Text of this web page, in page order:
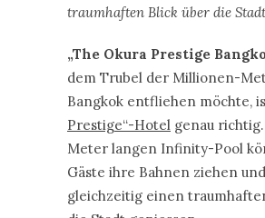
traumhaften Blick über die
„The Okura Prestige
dem Trubel der Millionen-
Bangkok entfliehen möchte,
Prestige“-Hotel genau
Meter langen Infinity-Pool
Gäste ihre Bahnen ziehen und
gleichzeitig einen